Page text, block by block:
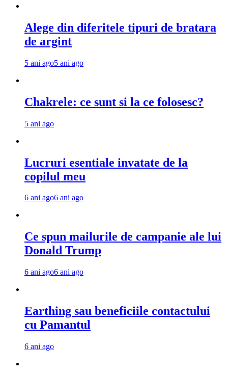
Alege din diferitele tipuri de bratara
de argint
5 ani ago5 ani ago
Chakrele: ce sunt si la ce folosesc?
5 ani ago
Lucruri esentiale invatate de la
copilul meu
6 ani ago6 ani ago
Ce spun mailurile de campanie ale lui
Donald Trump
6 ani ago6 ani ago
Earthing sau beneficiile contactului
cu Pamantul
6 ani ago